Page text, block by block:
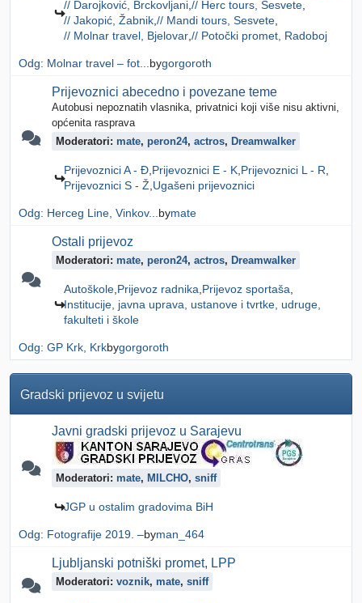
// Darojković, Brckovljani // Herc tours, Sesvete
// Jakopić, Žabnik // Mandi tours, Sesvete
// Molnar travel, Bjelovar // Potočki promet, Radoboj
Odg: Molnar travel – fot... bygorgoroth
Prijevoznici abecedno i povezane teme
Autobusi nepoznatih vlasnika, privatnici koji više nisu aktivni,
općenita rasprava
Moderatori: mate, peron24, actros, Dreamwalker
Prijevoznici A - Đ Prijevoznici E - K Prijevoznici L - R
Prijevoznici S - Ž Ugašeni prijevoznici
Odg: Herceg Line, Vinkov... bymate
Ostali prijevoz
Moderatori: mate, peron24, actros, Dreamwalker
Autoškole Prijevoz radnika Prijevoz sportaša
Institucije, javna uprava, ustanove i tvrtke, udruge,
fakulteti i škole
Odg: GP Krk, Krkbygorgoroth
Gradski prijevoz u svijetu
Javni gradski prijevoz u Sarajevu
Moderatori: mate, MILCHO, sniff
JGP u ostalim gradovima BiH
Odg: Fotografije 2019. –byman_464
Ljubljanski potniški promet, LPP
Moderatori: voznik, mate, sniff